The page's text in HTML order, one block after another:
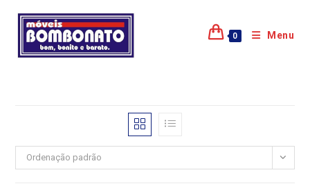
0 Menu
Ordenação padrão